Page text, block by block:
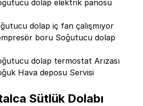
dolap elektrik panosu
dolap iç fan çalışmıyor
boru Soğutucu dolap
dolap termostat Arızası
Hava deposu Servisi
Sütlük Dolabı